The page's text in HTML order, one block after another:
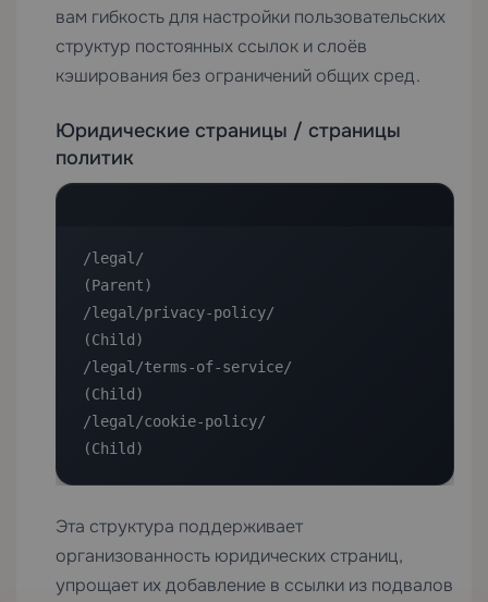
вам гибкость для настройки пользовательских
структур постоянных ссылок и слоёв
кэширования без ограничений общих сред.
Юридические страницы / страницы
политик
/legal/
(Parent)
/legal/privacy-policy/
(Child)
/legal/terms-of-service/
(Child)
/legal/cookie-policy/
(Child)
Эта структура поддерживает
организованность юридических страниц,
упрощает их добавление в ссылки из подвалов